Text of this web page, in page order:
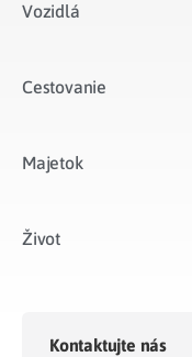
Vozidlá​
Cestovanie
Majetok​
Život​
Kontaktujte nás